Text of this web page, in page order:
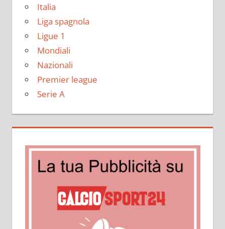
Italia
Liga spagnola
Ligue 1
Mondiali
Nazionali
Premier league
Serie A